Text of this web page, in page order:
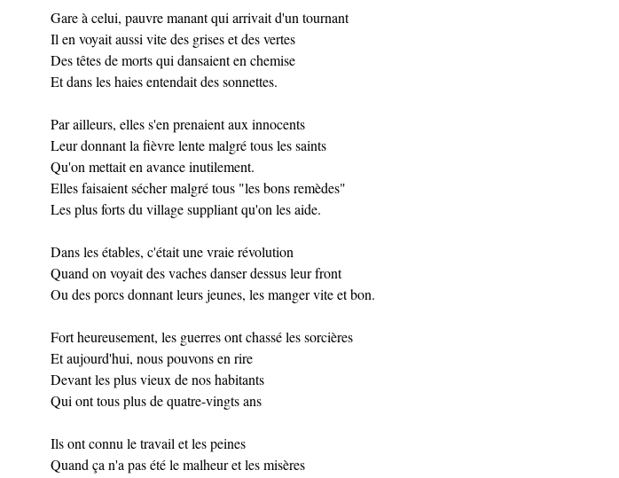
Gare à celui, pauvre manant qui arrivait d'un tournant
Il en voyait aussi vite des grises et des vertes
Des têtes de morts qui dansaient en chemise
Et dans les haies entendait des sonnettes.
Par ailleurs, elles s'en prenaient aux innocents
Leur donnant la fièvre lente malgré tous les saints
Qu'on mettait en avance inutilement.
Elles faisaient sécher malgré tous "les bons remèdes"
Les plus forts du village suppliant qu'on les aide.
Dans les étables, c'était une vraie révolution
Quand on voyait des vaches danser dessus leur front
Ou des porcs donnant leurs jeunes, les manger vite et bon.
Fort heureusement, les guerres ont chassé les sorcières
Et aujourd'hui, nous pouvons en rire
Devant les plus vieux de nos habitants
Qui ont tous plus de quatre-vingts ans
Ils ont connu le travail et les peines
Quand ça n'a pas été le malheur et les misères